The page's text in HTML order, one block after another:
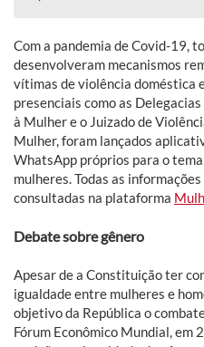
Com a pandemia de Covid-19,
desenvolveram mecanismos
vítimas de violência doméstica
presenciais como as
à Mulher e o Juizado de
Mulher, foram lançados
WhatsApp próprios para o
mulheres. Todas as
consultadas na plataforma
Debate sobre gênero
Apesar de a Constituição ter
igualdade entre mulheres e
objetivo da República o
Fórum Econômico Mundial, em